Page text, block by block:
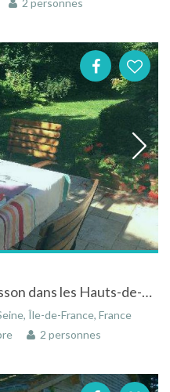
Chambres d'hôtes à Vaucresson dans les Hauts-de-Seine en Île-de-France
Île-de-France, France
2 personnes